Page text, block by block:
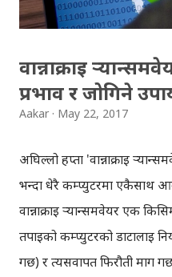
एनालिटिकाले तथ्यांक सुरक्षित नै
वान्नाक्राइ
प्रभाव र जोगिने
Aakar May 22, 2017
अघिल्लो हप्ता 'वान्नाक्राइ
भन्दा धेरै कम्प्युटरमा एकैसाथ
वान्नाक्राइ र्‍यान्समवेयर एक
तपाईको कम्प्युटरको डाटालाई
गर्छ) र त्यसवापत फिरौती माग